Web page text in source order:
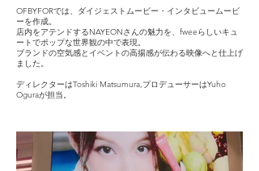
OFBYFORでは、ダイジェストムービー・インタビュームービ
ーを作成。
店内をアテンドするNAYEONさんの魅力を、fweeらしいキュ
ートでポップな世界観の中で表現。
ブランドの空気感とイベントの高揚感が伝わる映像へと仕上げ
ました。
ディレクターはToshiki Matsumura,プロデューサーはYuho
Oguraが担当。